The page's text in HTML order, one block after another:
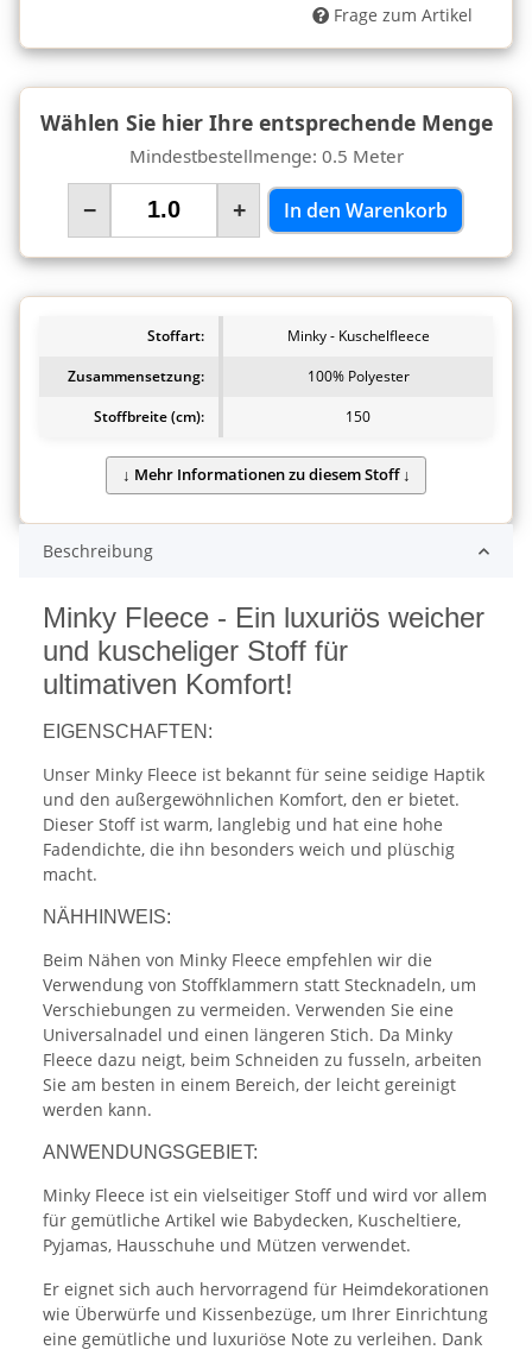
Frage zum Artikel
Wählen Sie hier Ihre entsprechende Menge
Mindestbestellmenge: 0.5 Meter
− + In den Warenkorb
Stoffart:
Minky - Kuschelfleece
Zusammensetzung:
100% Polyester
Stoffbreite (cm):
150
Beschreibung
Minky Fleece - Ein luxuriös weicher
und kuscheliger Stoff für
ultimativen Komfort!
EIGENSCHAFTEN:
Unser Minky Fleece ist bekannt für seine seidige Haptik
und den außergewöhnlichen Komfort, den er bietet.
Dieser Stoff ist warm, langlebig und hat eine hohe
Fadendichte, die ihn besonders weich und plüschig
macht.
NÄHHINWEIS:
Beim Nähen von Minky Fleece empfehlen wir die
Verwendung von Stoffklammern statt Stecknadeln, um
Verschiebungen zu vermeiden. Verwenden Sie eine
Universalnadel und einen längeren Stich. Da Minky
Fleece dazu neigt, beim Schneiden zu fusseln, arbeiten
Sie am besten in einem Bereich, der leicht gereinigt
werden kann.
ANWENDUNGSGEBIET:
Minky Fleece ist ein vielseitiger Stoff und wird vor allem
für gemütliche Artikel wie Babydecken, Kuscheltiere,
Pyjamas, Hausschuhe und Mützen verwendet.
Er eignet sich auch hervorragend für Heimdekorationen
wie Überwürfe und Kissenbezüge, um Ihrer Einrichtung
eine gemütliche und luxuriöse Note zu verleihen. Dank